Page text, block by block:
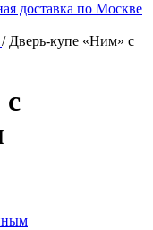
доставка по Москве
/ Дверь-купе «Ним» с